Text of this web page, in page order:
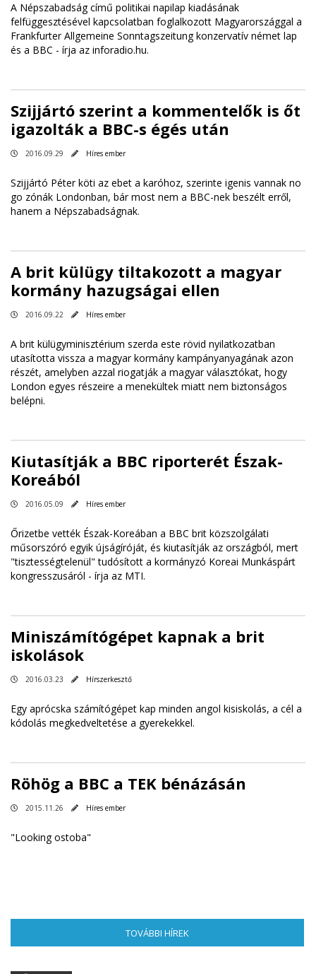
A Népszabadság című politikai napilap kiadásának
felfüggesztésével kapcsolatban foglalkozott Magyarországgal a
Frankfurter Allgemeine Sonntagszeitung konzervatív német lap
és a BBC - írja az inforadio.hu.
Szijjártó szerint a kommentelők is őt
igazolták a BBC-s égés után
2016.09.29 Híres ember
Szijjártó Péter köti az ebet a karóhoz, szerinte igenis vannak no
go zónák Londonban, bár most nem a BBC-nek beszélt erről,
hanem a Népszabadságnak.
A brit külügy tiltakozott a magyar
kormány hazugságai ellen
2016.09.22 Híres ember
A brit külügyminisztérium szerda este rövid nyilatkozatban
utasította vissza a magyar kormány kampányanyagának azon
részét, amelyben azzal riogatják a magyar választókat, hogy
London egyes részeire a menekültek miatt nem biztonságos
belépni.
Kiutasítják a BBC riporterét Észak-
Koreából
2016.05.09 Híres ember
Őrizetbe vették Észak-Koreában a BBC brit közszolgálati
műsorszóró egyik újságíróját, és kiutasítják az országból, mert
"tisztességtelenül" tudósított a kormányzó Koreai Munkáspárt
kongresszusáról - írja az MTI.
Miniszámítógépet kapnak a brit
iskolások
2016.03.23 Hírszerkesztő
Egy aprócska számítógépet kap minden angol kisiskolás, a cél a
kódolás megkedveltetése a gyerekekkel.
Röhög a BBC a TEK bénázásán
2015.11.26 Híres ember
"Looking ostoba"
TOVÁBBI HÍREK